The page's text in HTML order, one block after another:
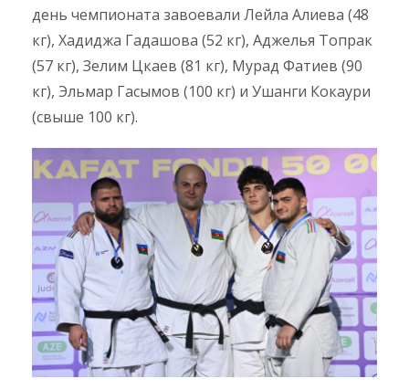
день чемпионата завоевали Лейла Алиева (48
кг), Хадиджа Гадашова (52 кг), Аджелья Топрак
(57 кг), Зелим Цкаев (81 кг), Мурад Фатиев (90
кг), Эльмар Гасымов (100 кг) и Ушанги Кокаури
(свыше 100 кг).